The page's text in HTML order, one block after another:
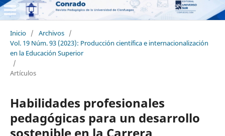
Inicio / Archivos /
Vol. 19 Núm. 93 (2023): Producción científica e internacionalización
en la Educación Superior
/
Artículos
Habilidades profesionales
pedagógicas para un desarrollo